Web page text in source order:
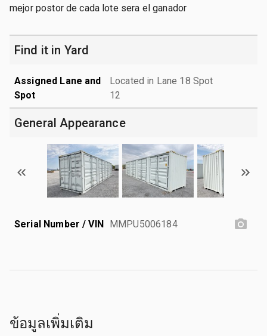
mejor postor de cada lote sera el ganador
Find it in Yard
Assigned Lane and
Spot
Located in Lane 18 Spot
12
General Appearance
Serial Number / VIN MMPU5006184
ข้อมูลเพิ่มเติม